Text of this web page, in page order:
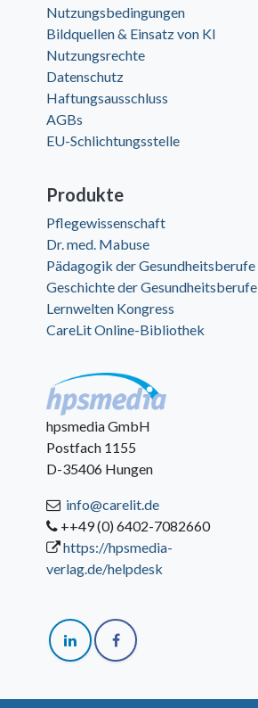
Nutzungsbedingungen
Bildquellen & Einsatz von KI
Nutzungsrechte
Datenschutz
Haftungsausschluss
AGBs
EU-Schlichtungsstelle
Produkte
Pflegewissenschaft
Dr. med. Mabuse
Pädagogik der Gesundheitsberufe
Geschichte der Gesundheitsberufe
Lernwelten Kongress
CareLit Online-Bibliothek
hpsmedia GmbH
Postfach 1155
D-35406 Hungen
info@carelit.de
++49 (0) 6402-7082660
https://hpsmedia-
verlag.de/helpdesk